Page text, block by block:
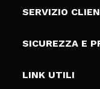
Chi siamo
Gift Cards
SERVIZIO
Spedizioni &
Metodi di
SICUREZZA E
Termini e
LINK UTILI